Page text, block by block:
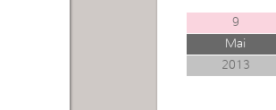
9
Mai
2013